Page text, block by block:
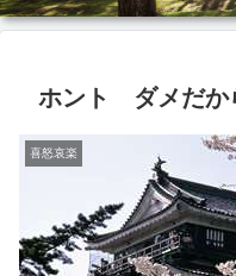
ホント ダメだか
喜怒哀楽